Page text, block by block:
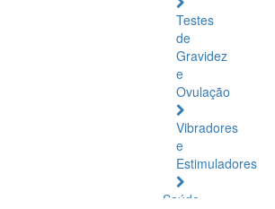
Testes
de
Gravidez
e
Ovulação
Vibradores
e
Estimuladores
Saúde